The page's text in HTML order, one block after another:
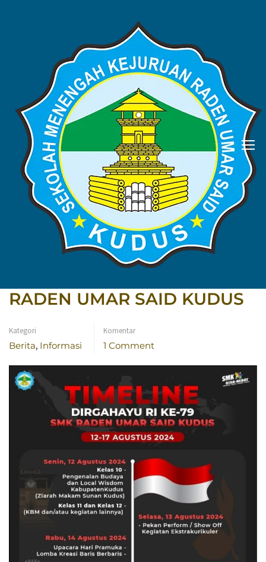
BERITA
Home Blog
RANGKAIAN
ACARA PERINGATAN HUT RI
KE-79 TAHUN 2024 SMK
RADEN UMAR SAID KUDUS
Kategori
Berita, Informasi
Komentar
1 Comment